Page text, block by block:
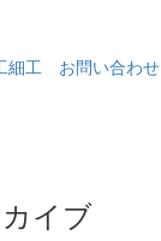
細工
お問い合わせ
イブ